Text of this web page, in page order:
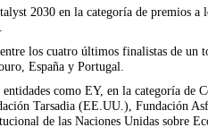
2030 en la categoría de premios a
los cuatro últimos finalistas de
España y Portugal.
como EY, en la categoría
Tarsadia (EE.UU.), Fundación
de las Naciones Unidas sobre